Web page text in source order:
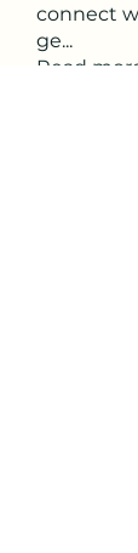
connect
ge...
Read